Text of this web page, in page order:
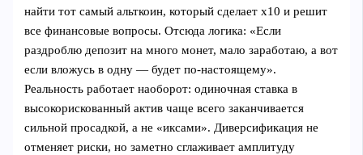
найти тот самый альткоин, который сделает х10 и решит
все финансовые вопросы. Отсюда логика: «Если
раздроблю депозит на много монет, мало заработаю, а вот
если вложусь в одну — будет по‑настоящему».
Реальность работает наоборот: одиночная ставка в
высокорискованный актив чаще всего заканчивается
сильной просадкой, а не «иксами». Диверсификация не
отменяет риски, но заметно сглаживает амплитуду